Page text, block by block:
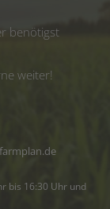
benötigst
weiter!
bis 16:30 Uhr und